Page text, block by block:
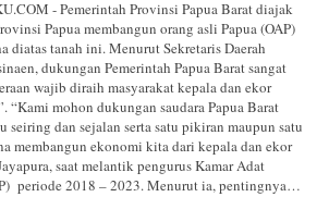
- Pemerintah Provinsi Papua Barat diajak
Papua membangun orang asli Papua (OAP)
diatas tanah ini. Menurut Sekretaris Daerah
dukungan Pemerintah Papua Barat sangat
wajib diraih masyarakat kepala dan ekor
“Kami mohon dukungan saudara Papua Barat
seiring dan sejalan serta satu pikiran maupun satu
membangun ekonomi kita dari kepala dan ekor
saat melantik pengurus Kamar Adat
periode 2018 – 2023. Menurut ia, pentingnya…